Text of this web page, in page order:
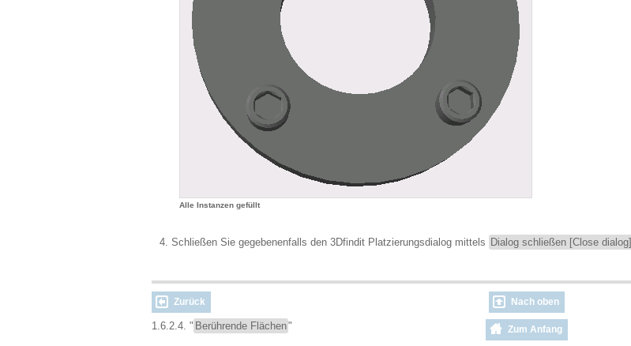
Alle Instanzen gefüllt
Schließen Sie gegebenenfalls den 3Dfindit Platzierungsdialog mittels Dialog schließen [Close dialog]
Zurück Nach oben
1.6.2.4. " Berührende Flächen" Zum Anfang